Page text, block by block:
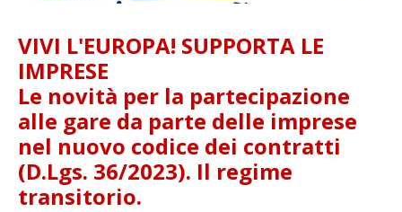
VIVI L'EUROPA! SUPPORTA LE
IMPRESE
Le novità per la partecipazione
alle gare da parte delle imprese
nel nuovo codice dei contratti
(D.Lgs. 36/2023). Il regime
transitorio.